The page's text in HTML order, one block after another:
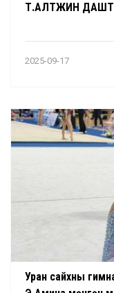
Т.АЛТЖИН
2025-09-17
Уран сайхны